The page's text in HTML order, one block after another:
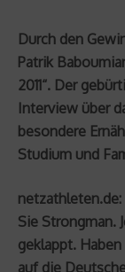
Durch den
Patrik
2011“. Der
Interview über
besondere
Studium und
netzathleten.de:
Sie Strongman.
geklappt.
auf die